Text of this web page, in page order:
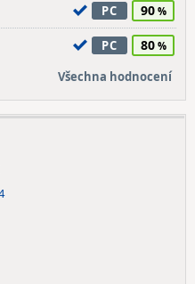
PC 90
PC 80
Všechna hodnocení